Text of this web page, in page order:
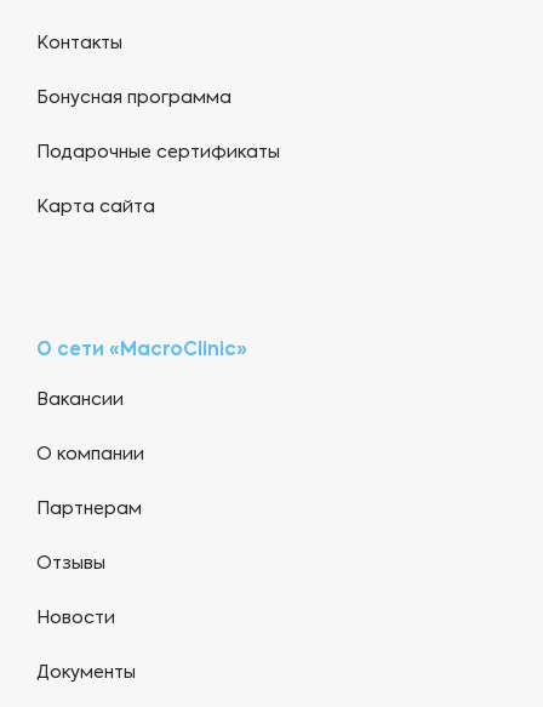
Контакты
Бонусная программа
Подарочные сертификаты
Карта сайта
О сети «MacroClinic»
Вакансии
О компании
Партнерам
Отзывы
Новости
Документы